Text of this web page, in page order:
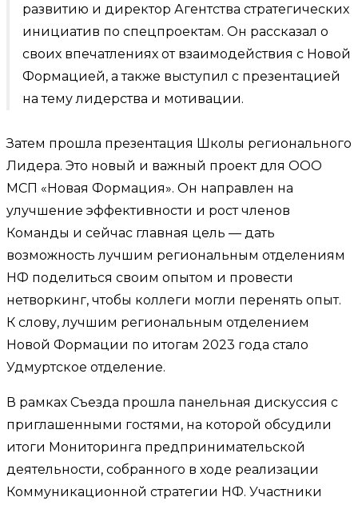
развитию и директор Агентства стратегических
инициатив по спецпроектам. Он рассказал о
своих впечатлениях от взаимодействия с Новой
Формацией, а также выступил с презентацией
на тему лидерства и мотивации.
Затем прошла презентация Школы регионального
Лидера. Это новый и важный проект для ООО
МСП «Новая Формация». Он направлен на
улучшение эффективности и рост членов
Команды и сейчас главная цель — дать
возможность лучшим региональным отделениям
НФ поделиться своим опытом и провести
нетворкинг, чтобы коллеги могли перенять опыт.
К слову, лучшим региональным отделением
Новой Формации по итогам 2023 года стало
Удмуртское отделение.
В рамках Съезда прошла панельная дискуссия с
приглашенными гостями, на которой обсудили
итоги Мониторинга предпринимательской
деятельности, собранного в ходе реализации
Коммуникационной стратегии НФ. Участники